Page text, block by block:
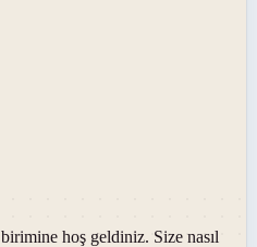
birimine hoş geldiniz. Size nasıl